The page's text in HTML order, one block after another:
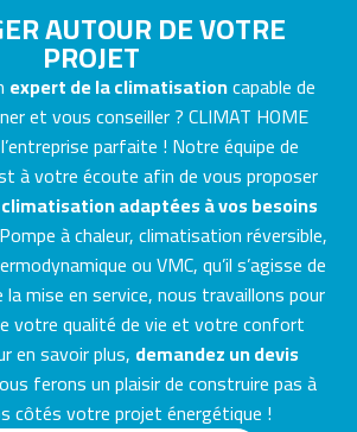
AUTOUR DE VOTRE
PROJET
expert de la climatisationcapable de
et vous conseiller ? CLIMAT HOME
parfaite ! Notre équipe de
à votre écoute afin de vous proposer
climatisation adaptées à vos besoins
à chaleur, climatisation réversible,
ou VMC, qu’il s’agisse de
la mise en service, nous travaillons pour
votre qualité de vie et votre confort
en savoir plus, demandez un devis
ferons un plaisir de construire pas à
côtés votre projet énergétique !